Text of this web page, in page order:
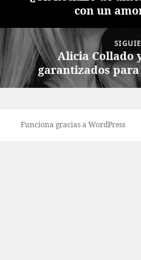
entradas
con un
Entrada
siguiente:
Alicia Collado
garantizados
Funciona gracias a WordPress